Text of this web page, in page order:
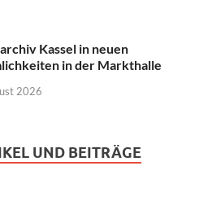
Kassel in neuen
in der Markthalle
2026
UND BEITRÄGE